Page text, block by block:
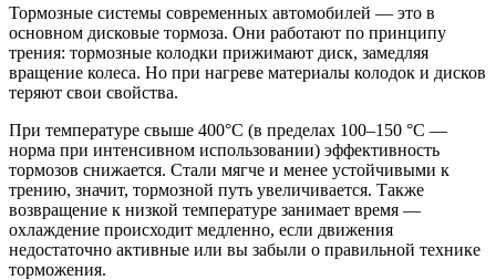
Тормозные системы современных автомобилей — это в
основном дисковые тормоза. Они работают по принципу
трения: тормозные колодки прижимают диск, замедляя
вращение колеса. Но при нагреве материалы колодок и дисков
теряют свои свойства.
При температуре свыше 400°С (в пределах 100–150 °С —
норма при интенсивном использовании) эффективность
тормозов снижается. Стали мягче и менее устойчивыми к
трению, значит, тормозной путь увеличивается. Также
возвращение к низкой температуре занимает время —
охлаждение происходит медленно, если движения
недостаточно активные или вы забыли о правильной технике
торможения.